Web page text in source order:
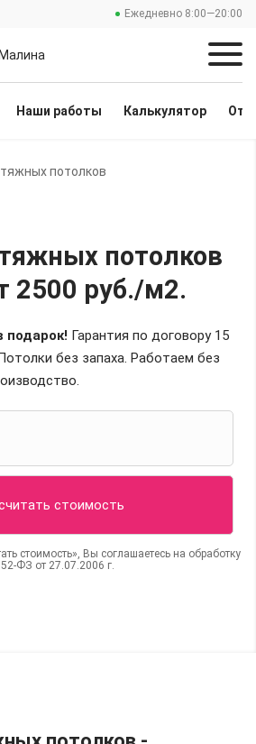
Ежедневно 8:00—20:00
Наши работы Калькулятор
потолков
потолков
2500 руб./м2.
подарок! Гарантия по договору 15
без запаха. Работаем без
стоимость», Вы соглашаетесь на обработку
ФЗ от 27.07.2006 г.